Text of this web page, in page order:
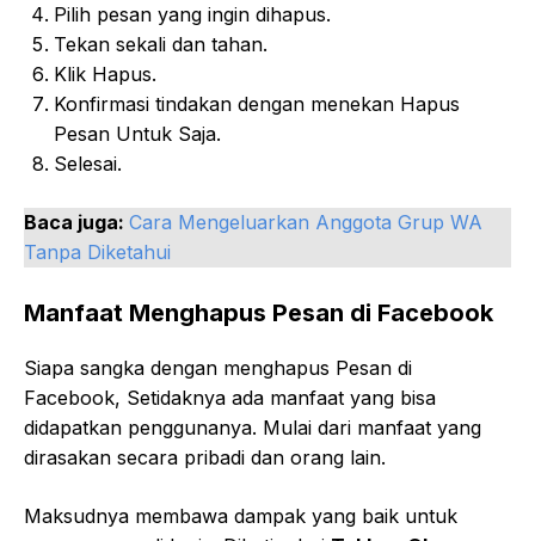
Pilih pesan yang ingin dihapus.
Tekan sekali dan tahan.
Klik Hapus.
Konfirmasi tindakan dengan menekan Hapus
Pesan Untuk Saja.
Selesai.
Baca juga: Cara Mengeluarkan Anggota Grup WA
Tanpa Diketahui
Manfaat Menghapus Pesan di Facebook
Siapa sangka dengan menghapus Pesan di
Facebook, Setidaknya ada manfaat yang bisa
didapatkan penggunanya. Mulai dari manfaat yang
dirasakan secara pribadi dan orang lain.
Maksudnya membawa dampak yang baik untuk